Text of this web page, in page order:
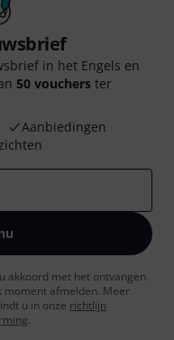
in het Engels en
50 vouchers ter
Aanbiedingen
akkoord met het ontvangen
moment afmelden. Meer
u in onze richtlijn
.